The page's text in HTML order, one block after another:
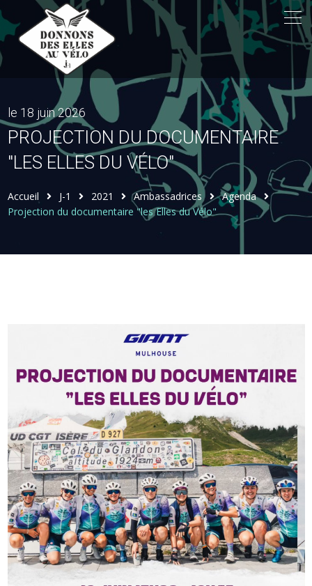
le 18 juin 2026
PROJECTION DU DOCUMENTAIRE
"LES ELLES DU VÉLO"
Accueil J-1 2021 Ambassadrices
Agenda
Projection du documentaire "les Elles du Vélo"